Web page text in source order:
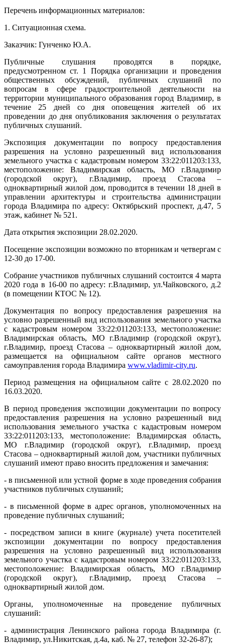
Перечень информационных материалов:
1. Ситуационная схема.
Заказчик: Гунченко Ю.А.
Публичные слушания проводятся в порядке,
предусмотренном ст. 1 Порядка организации и проведения
общественных обсуждений, публичных слушаний по
вопросам в сфере градостроительной деятельности на
территории муниципального образования город Владимир, в
течение 25 дней со дня оповещения жителей об их
проведении до дня опубликования заключения о результатах
публичных слушаний.
Экспозиция документации по вопросу предоставления
разрешения на условно разрешенный вид использования
земельного участка с кадастровым номером 33:22:011203:133,
местоположение: Владимирская область, МО г.Владимир
(городской округ), г.Владимир, проезд Стасова –
одноквартирный жилой дом, проводится в течении 18 дней в
управлении архитектуры и строительства администрации
города Владимира по адресу: Октябрьский проспект, д.47, 5
этаж, кабинет № 521.
Дата открытия экспозиции 28.02.2020.
Посещение экспозиции возможно по вторникам и четвергам с
12-30 до 17-00.
Собрание участников публичных слушаний состоится 4 марта
2020 года в 16-00 по адресу: г.Владимир, ул.Чайковского, д.2
(в помещении КТОС № 12).
Документация по вопросу предоставления разрешения на
условно разрешенный вид использования земельного участка
с кадастровым номером 33:22:011203:133, местоположение:
Владимирская область, МО г.Владимир (городской округ),
г.Владимир, проезд Стасова – одноквартирный жилой дом,
размещается на официальном сайте органов местного
самоуправления города Владимира www.vladimir-city.ru.
Период размещения на официальном сайте с 28.02.2020 по
16.03.2020.
В период проведения экспозиции документации по вопросу
предоставления разрешения на условно разрешенный вид
использования земельного участка с кадастровым номером
33:22:011203:133, местоположение: Владимирская область,
МО г.Владимир (городской округ), г.Владимир, проезд
Стасова – одноквартирный жилой дом, участники публичных
слушаний имеют право вносить предложения и замечания:
- в письменной или устной форме в ходе проведения собрания
участников публичных слушаний;
- в письменной форме в адрес органов, уполномоченных на
проведение публичных слушаний;
- посредством записи в книге (журнале) учета посетителей
экспозиции документации по вопросу предоставления
разрешения на условно разрешенный вид использования
земельного участка с кадастровым номером 33:22:011203:133,
местоположение: Владимирская область, МО г.Владимир
(городской округ), г.Владимир, проезд Стасова –
одноквартирный жилой дом.
Органы, уполномоченные на проведение публичных
слушаний:
- администрация Ленинского района города Владимира (г.
Владимир, ул.Никитская, д.4а, каб. № 27, телефон 32-26-87);